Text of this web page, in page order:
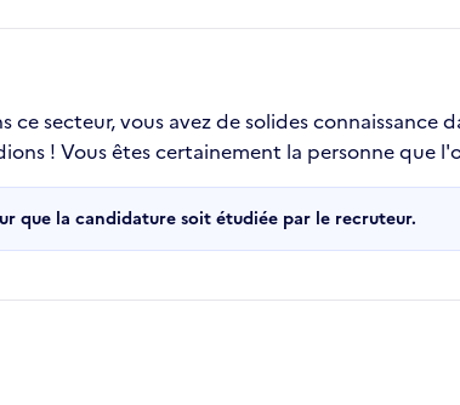
secteur, vous avez de solides connaissance
! Vous êtes certainement la personne que
que la candidature soit étudiée par le recruteur.